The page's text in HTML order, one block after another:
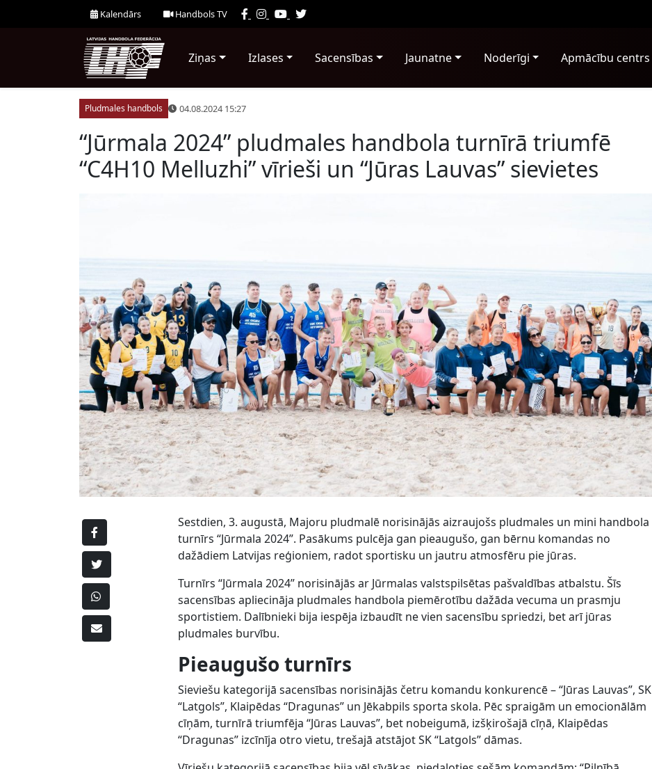
Kalendārs Handbols TV
Ziņas Izlases Sacensības Jaunatne Noderīgi Apmācību centrs
Pludmales handbols 04.08.2024 15:27
“Jūrmala 2024” pludmales handbola turnīrā triumfē
“C4H10 Melluzhi” vīrieši un “Jūras Lauvas” sievietes
Sestdien, 3. augustā, Majoru pludmalē norisinājās aizraujošs pludmales un mini handbola
turnīrs “Jūrmala 2024”. Pasākums pulcēja gan pieaugušo, gan bērnu komandas no
dažādiem Latvijas reģioniem, radot sportisku un jautru atmosfēru pie jūras.
Turnīrs “Jūrmala 2024” norisinājās ar Jūrmalas valstspilsētas pašvaldības atbalstu. Šīs
sacensības apliecināja pludmales handbola piemērotību dažāda vecuma un prasmju
sportistiem. Dalībnieki bija iespēja izbaudīt ne vien sacensību spriedzi, bet arī jūras
pludmales burvību.
Pieaugušo turnīrs
Sieviešu kategorijā sacensības norisinājās četru komandu konkurencē – “Jūras Lauvas”, SK
“Latgols”, Klaipēdas “Dragunas” un Jēkabpils sporta skola. Pēc spraigām un emocionālām
cīņām, turnīrā triumfēja “Jūras Lauvas”, bet nobeigumā, izšķirošajā cīņā, Klaipēdas
“Dragunas” izcīnīja otro vietu, trešajā atstājot SK “Latgols” dāmas.